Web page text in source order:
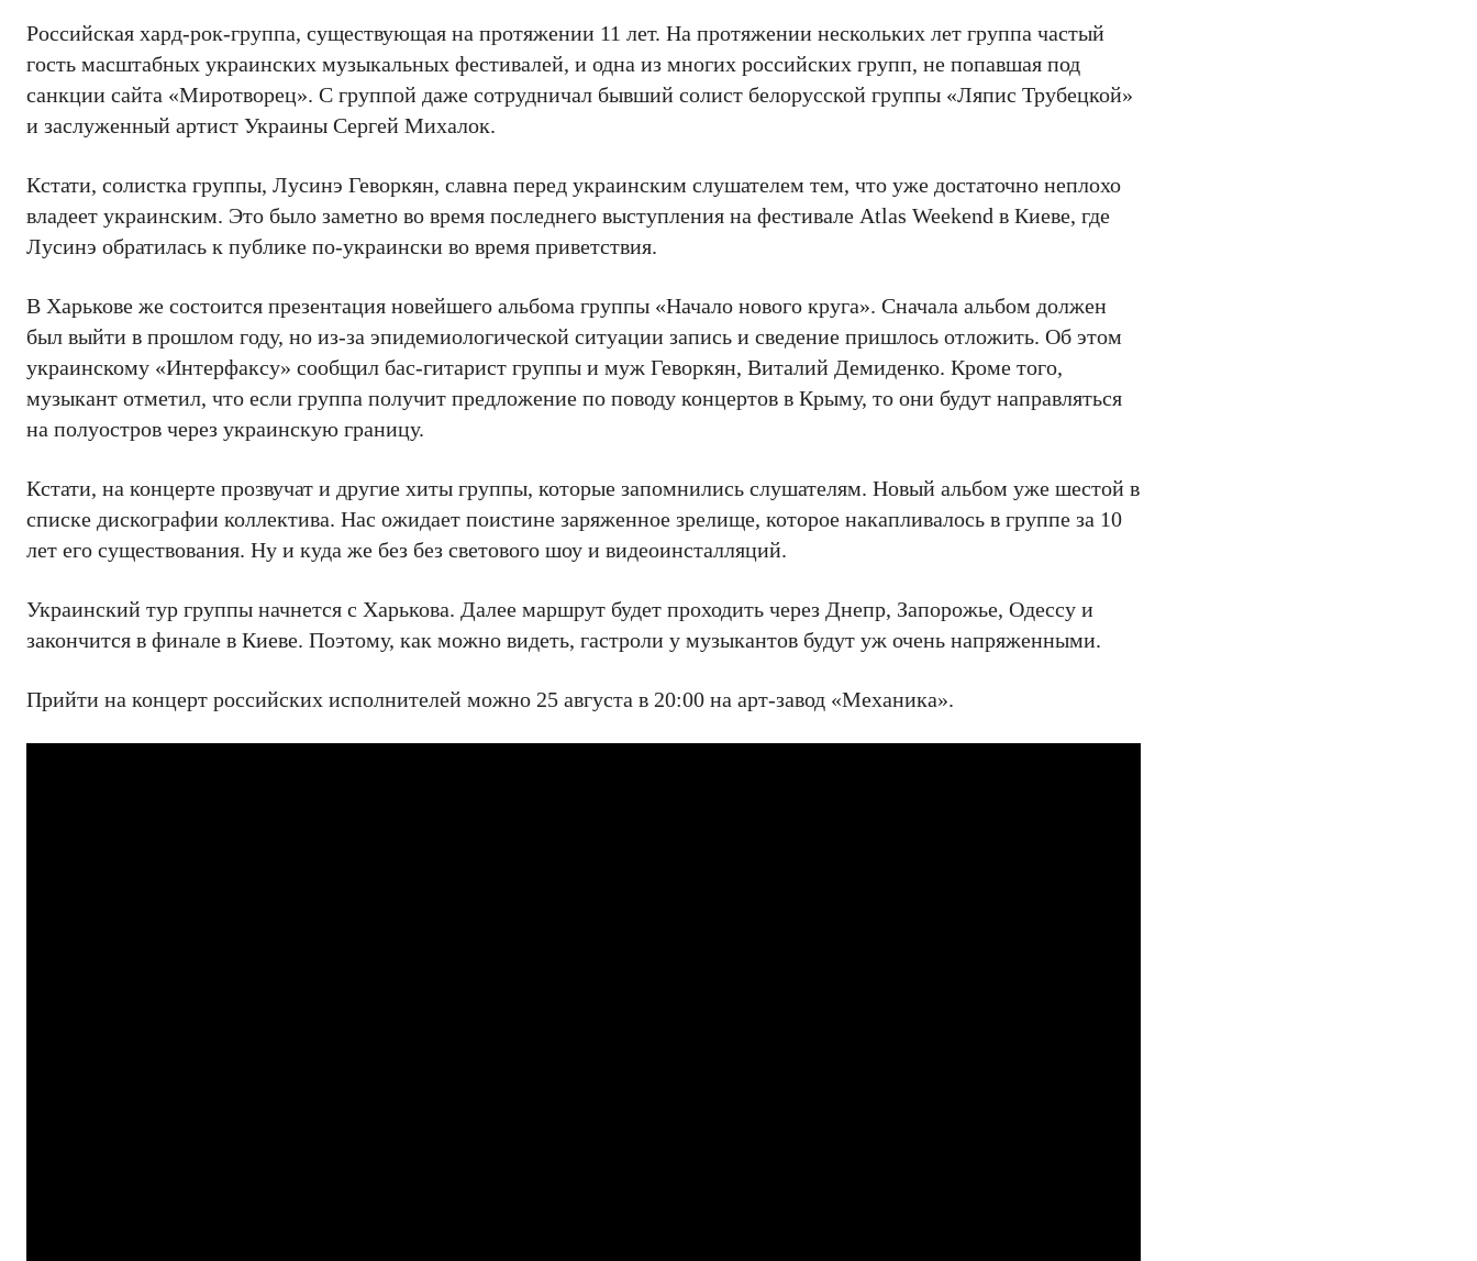
Российская хард-рок-группа, существующая на протяжении 11 лет. На протяжении нескольких лет группа частый
гость масштабных украинских музыкальных фестивалей, и одна из многих российских групп, не попавшая под
санкции сайта «Миротворец». С группой даже сотрудничал бывший солист белорусской группы «Ляпис Трубецкой»
и заслуженный артист Украины Сергей Михалок.
Кстати, солистка группы, Лусинэ Геворкян, славна перед украинским слушателем тем, что уже достаточно неплохо
владеет украинским. Это было заметно во время последнего выступления на фестивале Atlas Weekend в Киеве, где
Лусинэ обратилась к публике по-украински во время приветствия.
В Харькове же состоится презентация новейшего альбома группы «Начало нового круга». Сначала альбом должен
был выйти в прошлом году, но из-за эпидемиологической ситуации запись и сведение пришлось отложить. Об этом
украинскому «Интерфаксу» сообщил бас-гитарист группы и муж Геворкян, Виталий Демиденко. Кроме того,
музыкант отметил, что если группа получит предложение по поводу концертов в Крыму, то они будут направляться
на полуостров через украинскую границу.
Кстати, на концерте прозвучат и другие хиты группы, которые запомнились слушателям. Новый альбом уже шестой в
списке дискографии коллектива. Нас ожидает поистине заряженное зрелище, которое накапливалось в группе за 10
лет его существования. Ну и куда же без без светового шоу и видеоинсталляций.
Украинский тур группы начнется с Харькова. Далее маршрут будет проходить через Днепр, Запорожье, Одессу и
закончится в финале в Киеве. Поэтому, как можно видеть, гастроли у музыкантов будут уж очень напряженными.
Прийти на концерт российских исполнителей можно 25 августа в 20:00 на арт-завод «Механика».